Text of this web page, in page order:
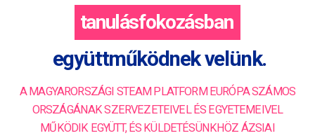
STEAM-orientációban
együttműködnek velünk.
A MAGYARORSZÁGI STEAM PLATFORM EURÓPA SZÁMOS
ORSZÁGÁNAK SZERVEZETEIVEL ÉS EGYETEMEIVEL
MŰKÖDIK EGYÜTT, ÉS KÜLDETÉSÜNKHÖZ ÁZSIAI